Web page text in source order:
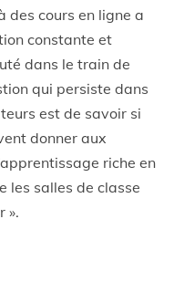
des cours en ligne a
constante et
dans le train de
qui persiste dans
est de savoir si
donner aux
riche en
les salles de classe
».